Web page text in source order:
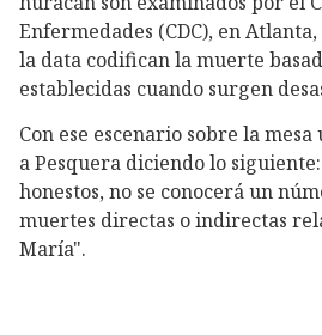
Enfermedades (CDC), en
la data codifican la muerte
establecidas cuando surgen
Con ese escenario sobre la
a Pesquera diciendo lo
honestos, no se conocerá un
muertes directas o indirectas
María".